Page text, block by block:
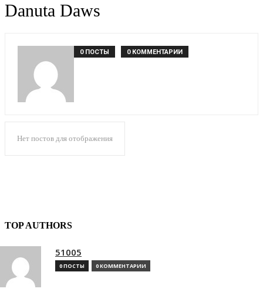
Danuta Daws
0 ПОСТЫ 0 КОММЕНТАРИИ
Нет постов для отображения
TOP AUTHORS
51005
0 ПОСТЫ 0 КОММЕНТАРИИ